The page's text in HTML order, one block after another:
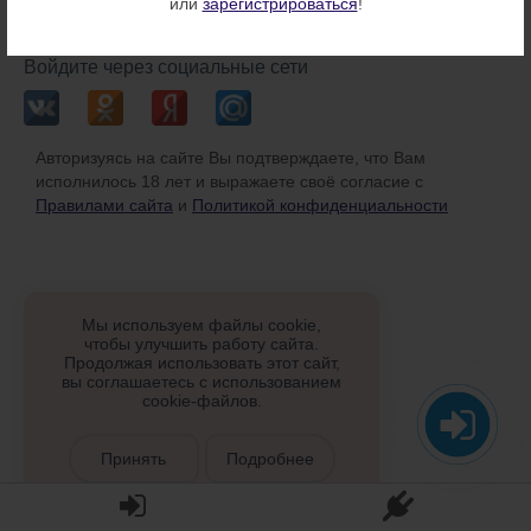
Войдите через социальные сети
Авторизуясь на сайте Вы подтверждаете, что Вам
исполнилось 18 лет и выражаете своё согласие с
Правилами сайта и Политикой конфиденциальности
Мы используем файлы cookie,
чтобы улучшить работу сайта.
Продолжая использовать этот сайт,
вы соглашаетесь с использованием
cookie-файлов.
Принять Подробнее